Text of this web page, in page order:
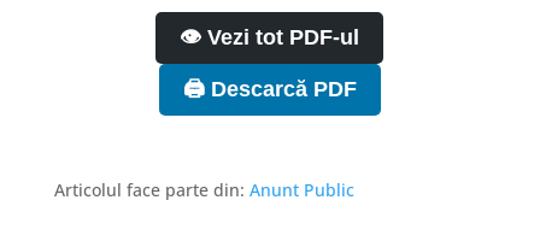
👁️ Vezi tot PDF-ul
🖨️ Descarcă PDF
Articolul face parte din: Anunt Public